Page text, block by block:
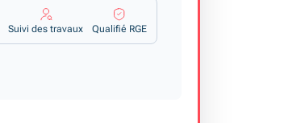
Suivi des travaux Qualifié RGE